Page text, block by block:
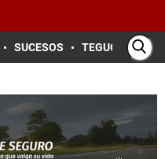
SUCESOS TEGUCIGALPA